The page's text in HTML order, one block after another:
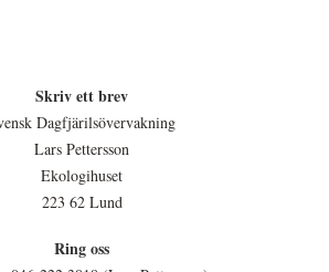
Skriv ett brev
Dagfjärilsövervakning
Lars Pettersson
Ekologihuset
223 62 Lund
Ring oss